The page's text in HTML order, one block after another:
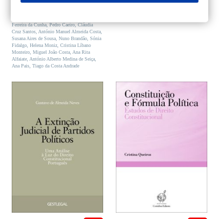
110,90 €.99,81 €.
Miranda Rodrigues,José Damião da Cunha,
Ferreira da Cunha Pedro Caeiro Cláudia
Cruz Santos António Manuel Almeida Costa
Susana Aires de Sousa Nuno Brandão Sónia
Fidalgo Helena Moniz Cristina Líbano
Monteiro Miguel João Costa Ana Rita
Alfaiate António Alberto Medina de Seiça
Ana Pais Tiago da Costa Andrade
44,90 €.40,41 €.
ADICIONAR